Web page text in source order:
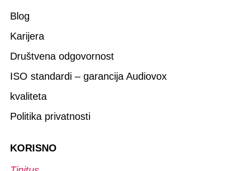
Blog
Karijera
Društvena odgovornost
ISO standardi – garancija Audiovox
kvaliteta
Politika privatnosti
KORISNO